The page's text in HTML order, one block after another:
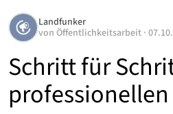
Schritt für
Landfunker
von Öffentlichkeitsarbeit ·